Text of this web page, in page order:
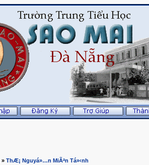
» ThÆ¡ Nguyá»…n MiÃªn Tá»‹nh